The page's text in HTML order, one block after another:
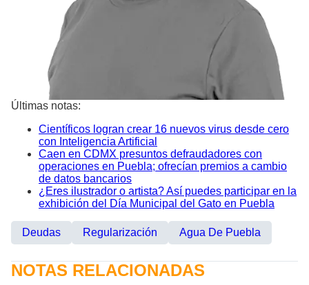
Últimas notas:
Científicos logran crear 16 nuevos virus desde cero
con Inteligencia Artificial
Caen en CDMX presuntos defraudadores con
operaciones en Puebla; ofrecían premios a cambio
de datos bancarios
¿Eres ilustrador o artista? Así puedes participar en la
exhibición del Día Municipal del Gato en Puebla
Deudas Regularización Agua De Puebla
NOTAS RELACIONADAS